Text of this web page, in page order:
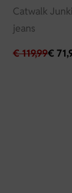
Catwalk
jeans
€119,99€